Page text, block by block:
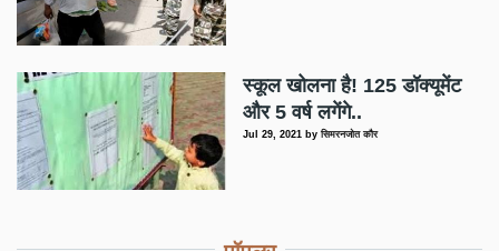
स्कूल खोलना है! 125 डॉक्यूमेंट
और 5 वर्ष लगेंगे..
Jul 29, 2021 byसिमरनजोत कौर